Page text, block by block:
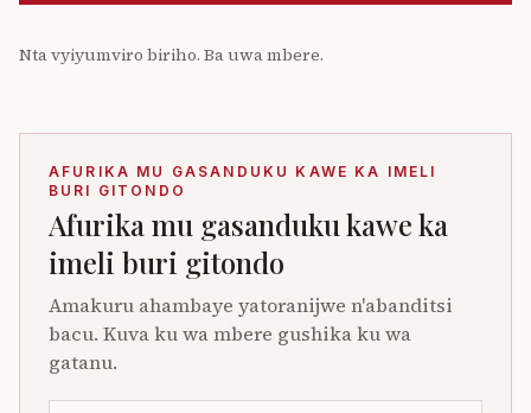
Nta vyiyumviro biriho. Ba uwa mbere.
AFURIKA MU GASANDUKU KAWE KA IMELI
BURI GITONDO
Afurika mu gasanduku kawe ka
imeli buri gitondo
Amakuru ahambaye yatoranijwe n'abanditsi
bacu. Kuva ku wa mbere gushika ku wa
gatanu.